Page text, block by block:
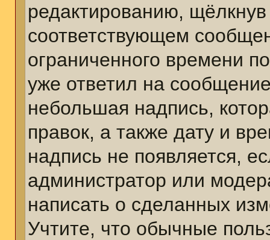
редактированию,
соответствующем
ограниченного времени
уже ответил на
небольшая надпись,
правок, а также дату и
надпись не появляется,
администратор или
написать о сделанных
Учтите, что обычные